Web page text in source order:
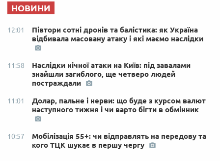
НОВИНИ
12:01
Півтори сотні дронів та балістика: як Україна
відбивала масовану атаку і які маємо наслідки
11:58
Наслідки нічної атаки на Київ: під завалами
знайшли загиблого, ще четверо людей
постраждали
11:01
Долар, пальне і нерви: що буде з курсом валют
наступного тижня і чи варто бігти в обмінник
10:57
Мобілізація 55+: чи відправлять на передову та
кого ТЦК шукає в першу чергу